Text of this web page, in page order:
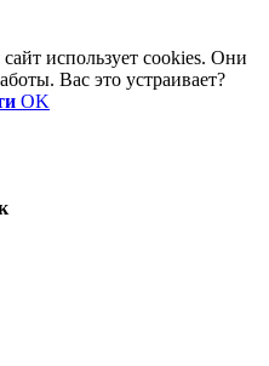
использует cookies. Они
Вас это устраивает?
OK